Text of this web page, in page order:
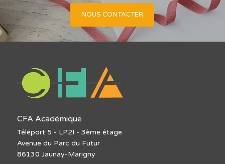
NOUS CONTACTER
CFA Académique
Téléport 5 - LP2I - 3ème étage
Avenue du Parc du Futur
86130 Jaunay-Marigny